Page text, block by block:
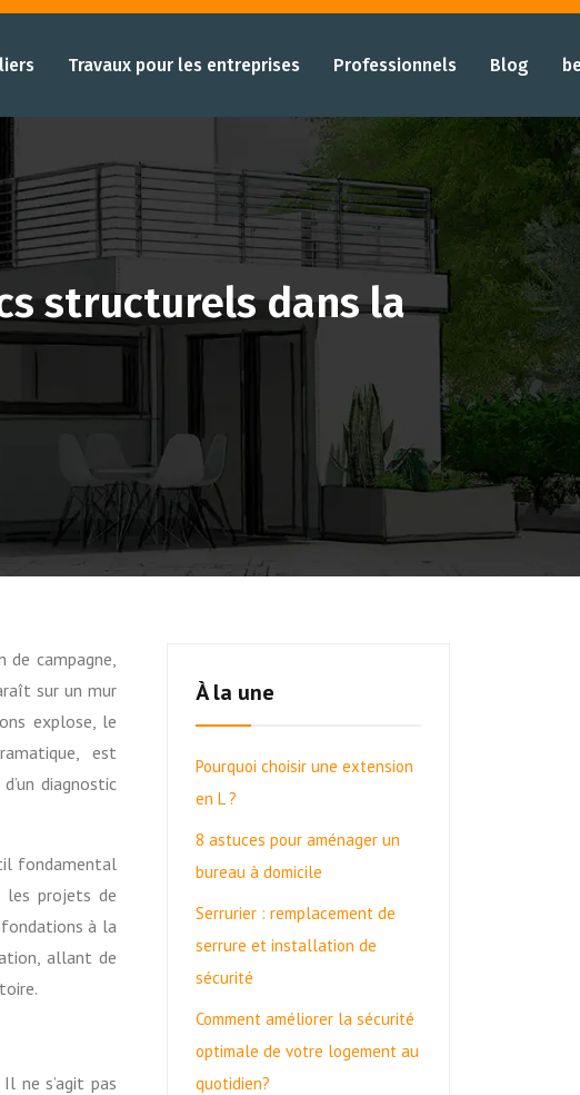
Travaux pour les entreprises Professionnels Blog
structurels dans la
sur un mur
explose, le
est
diagnostic
fondamental
les projets de
fondations à la
allant de
ne s’agit pas
À la une
Pourquoi choisir une extension
en L ?
8 astuces pour aménager un
bureau à domicile
Serrurier : remplacement de
serrure et installation de
sécurité
Comment améliorer la sécurité
optimale de votre logement au
quotidien?